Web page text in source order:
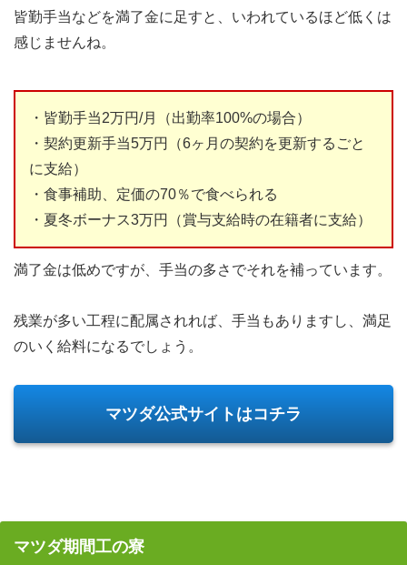
皆勤手当などを満了金に足すと、いわれているほど低くは
感じませんね。
・皆勤手当2万円/月（出勤率100%の場合）
・契約更新手当5万円（6ヶ月の契約を更新するごと
に支給）
・食事補助、定価の70％で食べられる
・夏冬ボーナス3万円（賞与支給時の在籍者に支給）
満了金は低めですが、手当の多さでそれを補っています。
残業が多い工程に配属されれば、手当もありますし、満足
のいく給料になるでしょう。
マツダ公式サイトはコチラ
マツダ期間工の寮